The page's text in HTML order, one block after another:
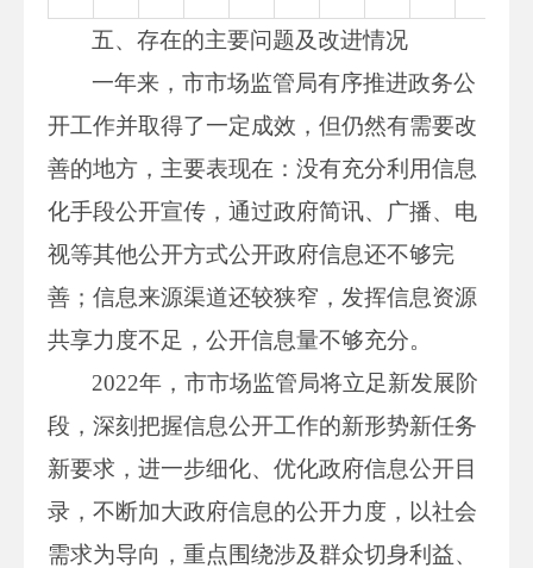
五、存在的主要问题及改进情况
一年来，市市场监管局有序推进政务公
开工作并取得了一定成效，但仍然有需要改
善的地方，主要表现在：没有充分利用信息
化手段公开宣传，通过政府简讯、广播、电
视等其他公开方式公开政府信息还不够完
善；信息来源渠道还较狭窄，发挥信息资源
共享力度不足，公开信息量不够充分。
2022年，市市场监管局将立足新发展阶
段，深刻把握信息公开工作的新形势新任务
新要求，进一步细化、优化政府信息公开目
录，不断加大政府信息的公开力度，以社会
需求为导向，重点围绕涉及群众切身利益、